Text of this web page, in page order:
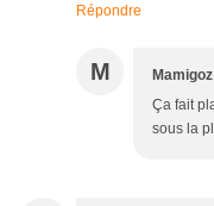
Répondre
M Mamigoz
Ça fait
sous la